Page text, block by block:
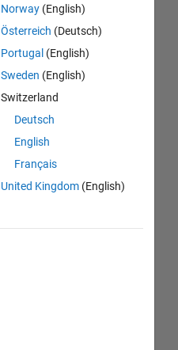
Norway(English)
Österreich (Deutsch)
Portugal (English)
Sweden (English)
Switzerland
Deutsch
English
Français
United Kingdom(English)